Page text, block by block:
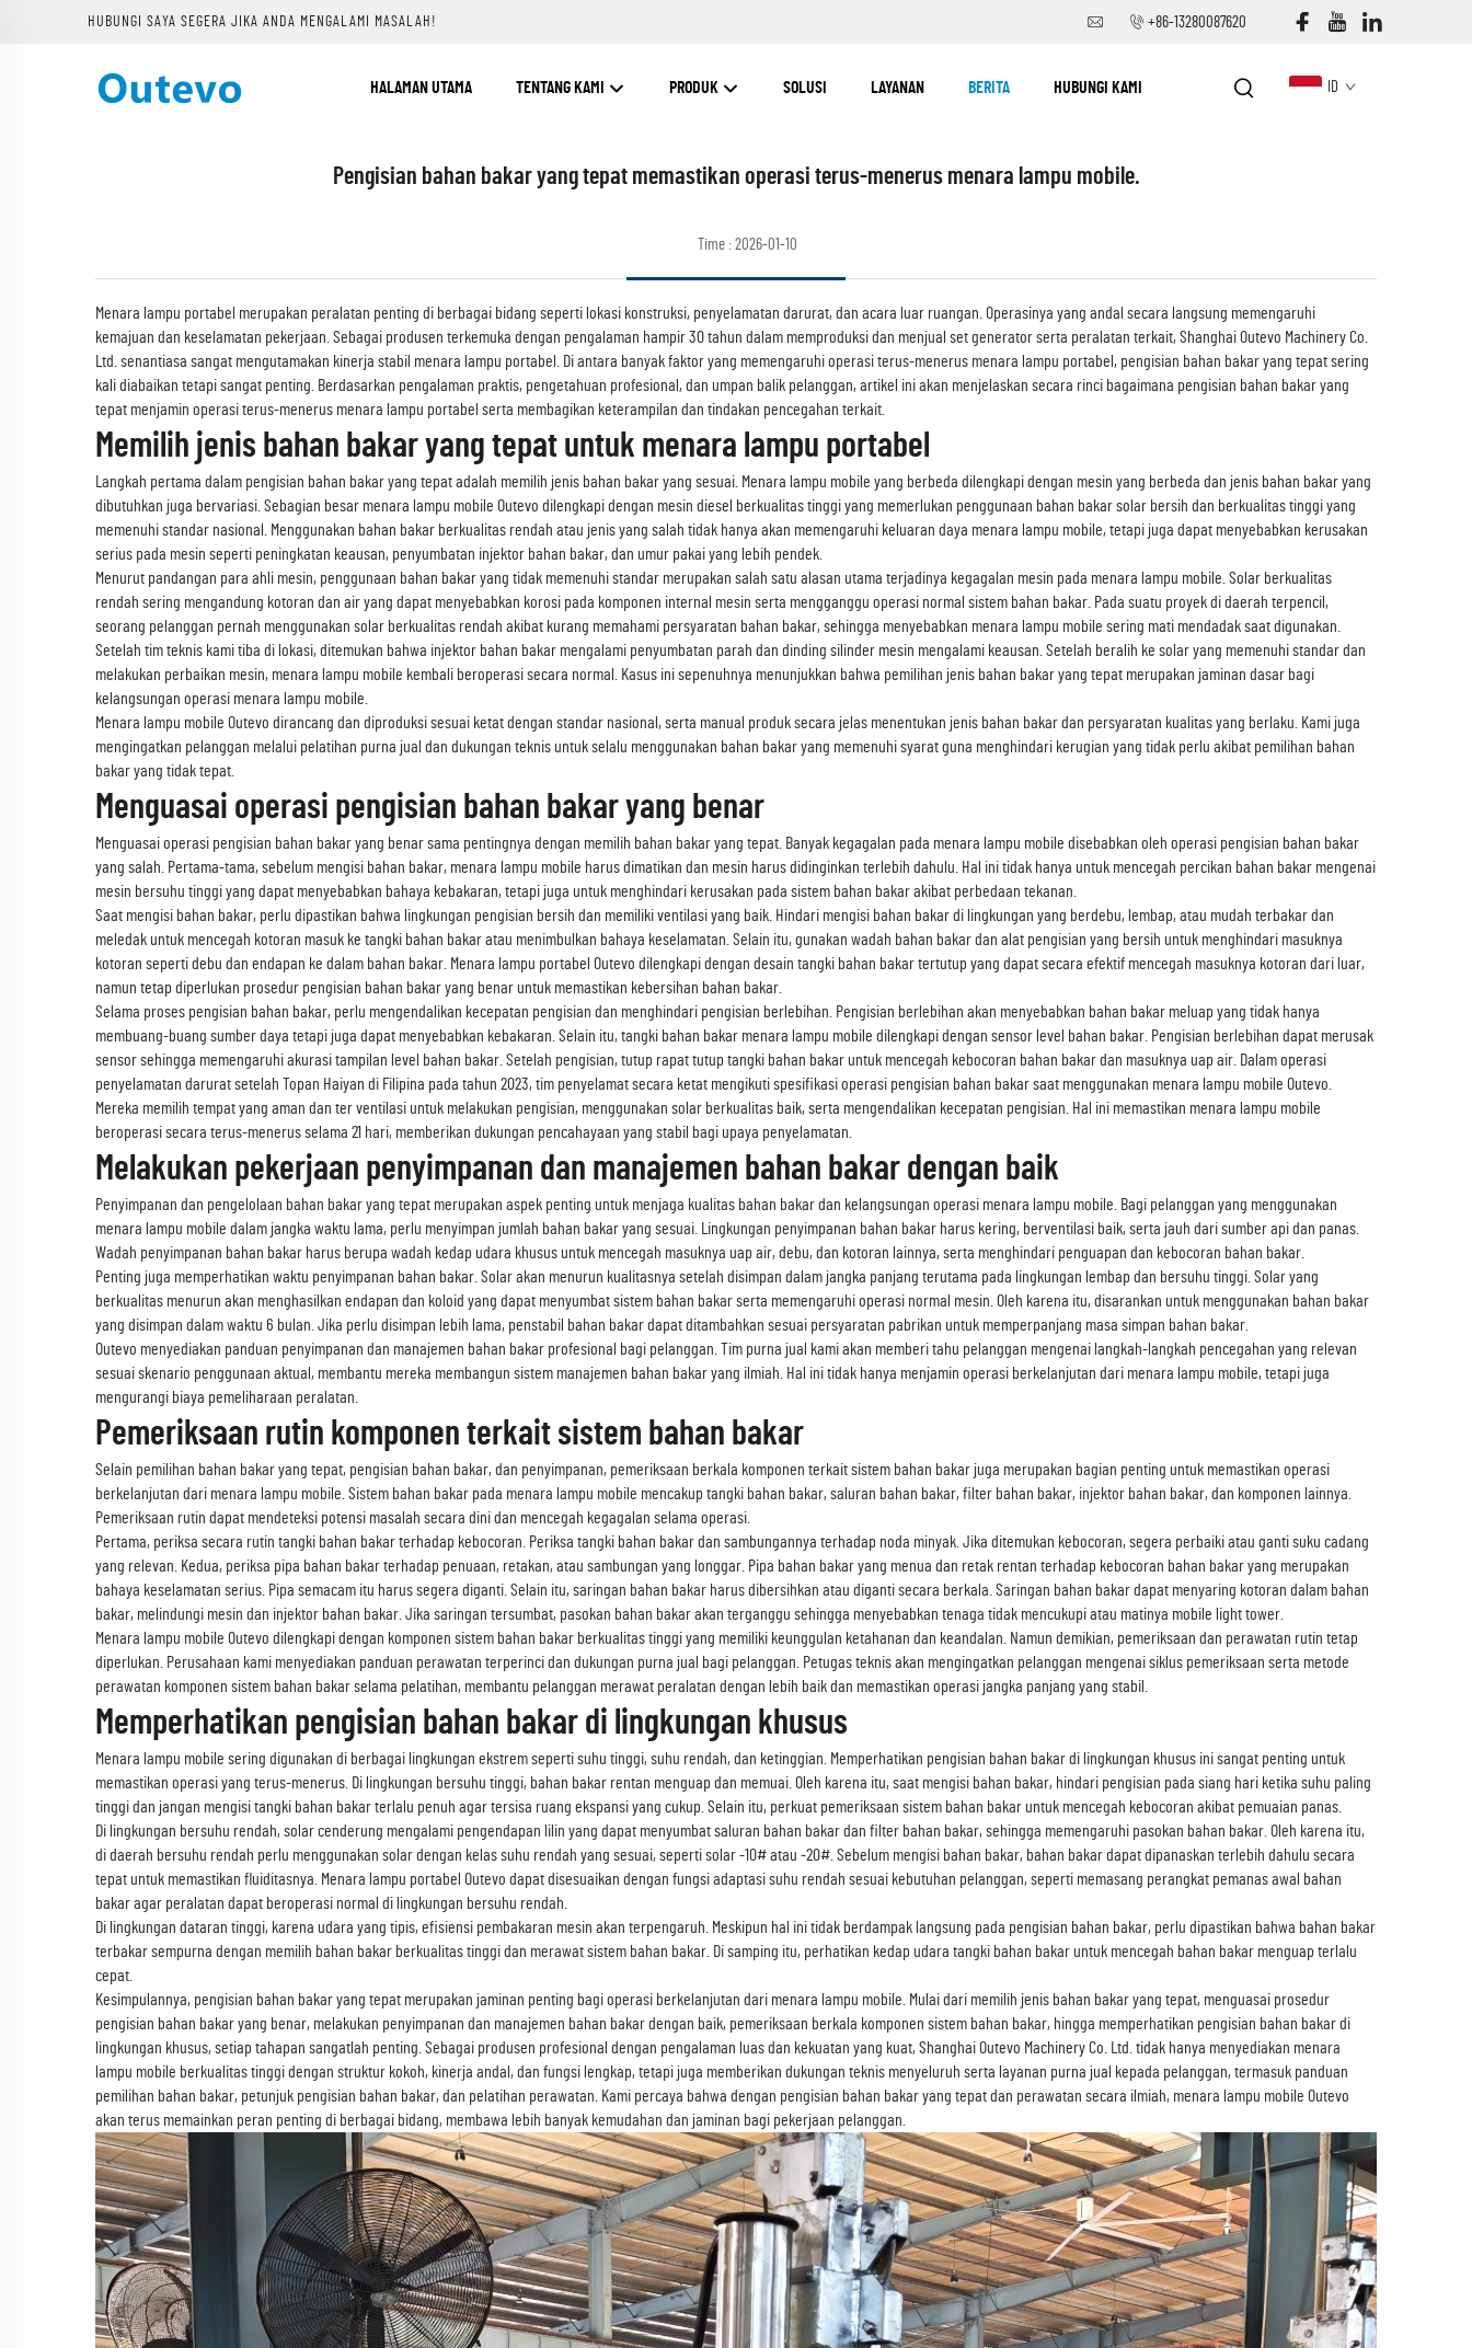
HUBUNGI SAYA SEGERA JIKA ANDA MENGALAMI MASALAH! +86-13280087620
HALAMAN UTAMA TENTANG KAMI PRODUK SOLUSI LAYANAN BERITA HUBUNGI KAMI ID
Pengisian bahan bakar yang tepat memastikan operasi terus-menerus menara lampu mobile.
Time : 2026-01-10
Menara lampu portabel merupakan peralatan penting di berbagai bidang seperti lokasi konstruksi, penyelamatan darurat, dan acara luar ruangan. Operasinya yang andal secara langsung memengaruhi
kemajuan dan keselamatan pekerjaan. Sebagai produsen terkemuka dengan pengalaman hampir 30 tahun dalam memproduksi dan menjual set generator serta peralatan terkait, Shanghai Outevo Machinery Co.
Ltd. senantiasa sangat mengutamakan kinerja stabil menara lampu portabel. Di antara banyak faktor yang memengaruhi operasi terus-menerus menara lampu portabel, pengisian bahan bakar yang tepat sering
kali diabaikan tetapi sangat penting. Berdasarkan pengalaman praktis, pengetahuan profesional, dan umpan balik pelanggan, artikel ini akan menjelaskan secara rinci bagaimana pengisian bahan bakar yang
tepat menjamin operasi terus-menerus menara lampu portabel serta membagikan keterampilan dan tindakan pencegahan terkait.
Memilih jenis bahan bakar yang tepat untuk menara lampu portabel
Langkah pertama dalam pengisian bahan bakar yang tepat adalah memilih jenis bahan bakar yang sesuai. Menara lampu mobile yang berbeda dilengkapi dengan mesin yang berbeda dan jenis bahan bakar yang
dibutuhkan juga bervariasi. Sebagian besar menara lampu mobile Outevo dilengkapi dengan mesin diesel berkualitas tinggi yang memerlukan penggunaan bahan bakar solar bersih dan berkualitas tinggi yang
memenuhi standar nasional. Menggunakan bahan bakar berkualitas rendah atau jenis yang salah tidak hanya akan memengaruhi keluaran daya menara lampu mobile, tetapi juga dapat menyebabkan kerusakan
serius pada mesin seperti peningkatan keausan, penyumbatan injektor bahan bakar, dan umur pakai yang lebih pendek.
Menurut pandangan para ahli mesin, penggunaan bahan bakar yang tidak memenuhi standar merupakan salah satu alasan utama terjadinya kegagalan mesin pada menara lampu mobile. Solar berkualitas
rendah sering mengandung kotoran dan air yang dapat menyebabkan korosi pada komponen internal mesin serta mengganggu operasi normal sistem bahan bakar. Pada suatu proyek di daerah terpencil,
seorang pelanggan pernah menggunakan solar berkualitas rendah akibat kurang memahami persyaratan bahan bakar, sehingga menyebabkan menara lampu mobile sering mati mendadak saat digunakan.
Setelah tim teknis kami tiba di lokasi, ditemukan bahwa injektor bahan bakar mengalami penyumbatan parah dan dinding silinder mesin mengalami keausan. Setelah beralih ke solar yang memenuhi standar dan
melakukan perbaikan mesin, menara lampu mobile kembali beroperasi secara normal. Kasus ini sepenuhnya menunjukkan bahwa pemilihan jenis bahan bakar yang tepat merupakan jaminan dasar bagi
kelangsungan operasi menara lampu mobile.
Menara lampu mobile Outevo dirancang dan diproduksi sesuai ketat dengan standar nasional, serta manual produk secara jelas menentukan jenis bahan bakar dan persyaratan kualitas yang berlaku. Kami juga
mengingatkan pelanggan melalui pelatihan purna jual dan dukungan teknis untuk selalu menggunakan bahan bakar yang memenuhi syarat guna menghindari kerugian yang tidak perlu akibat pemilihan bahan
bakar yang tidak tepat.
Menguasai operasi pengisian bahan bakar yang benar
Menguasai operasi pengisian bahan bakar yang benar sama pentingnya dengan memilih bahan bakar yang tepat. Banyak kegagalan pada menara lampu mobile disebabkan oleh operasi pengisian bahan bakar
yang salah. Pertama-tama, sebelum mengisi bahan bakar, menara lampu mobile harus dimatikan dan mesin harus didinginkan terlebih dahulu. Hal ini tidak hanya untuk mencegah percikan bahan bakar mengenai
mesin bersuhu tinggi yang dapat menyebabkan bahaya kebakaran, tetapi juga untuk menghindari kerusakan pada sistem bahan bakar akibat perbedaan tekanan.
Saat mengisi bahan bakar, perlu dipastikan bahwa lingkungan pengisian bersih dan memiliki ventilasi yang baik. Hindari mengisi bahan bakar di lingkungan yang berdebu, lembap, atau mudah terbakar dan
meledak untuk mencegah kotoran masuk ke tangki bahan bakar atau menimbulkan bahaya keselamatan. Selain itu, gunakan wadah bahan bakar dan alat pengisian yang bersih untuk menghindari masuknya
kotoran seperti debu dan endapan ke dalam bahan bakar. Menara lampu portabel Outevo dilengkapi dengan desain tangki bahan bakar tertutup yang dapat secara efektif mencegah masuknya kotoran dari luar,
namun tetap diperlukan prosedur pengisian bahan bakar yang benar untuk memastikan kebersihan bahan bakar.
Selama proses pengisian bahan bakar, perlu mengendalikan kecepatan pengisian dan menghindari pengisian berlebihan. Pengisian berlebihan akan menyebabkan bahan bakar meluap yang tidak hanya
membuang-buang sumber daya tetapi juga dapat menyebabkan kebakaran. Selain itu, tangki bahan bakar menara lampu mobile dilengkapi dengan sensor level bahan bakar. Pengisian berlebihan dapat merusak
sensor sehingga memengaruhi akurasi tampilan level bahan bakar. Setelah pengisian, tutup rapat tutup tangki bahan bakar untuk mencegah kebocoran bahan bakar dan masuknya uap air. Dalam operasi
penyelamatan darurat setelah Topan Haiyan di Filipina pada tahun 2023, tim penyelamat secara ketat mengikuti spesifikasi operasi pengisian bahan bakar saat menggunakan menara lampu mobile Outevo.
Mereka memilih tempat yang aman dan ter ventilasi untuk melakukan pengisian, menggunakan solar berkualitas baik, serta mengendalikan kecepatan pengisian. Hal ini memastikan menara lampu mobile
beroperasi secara terus-menerus selama 21 hari, memberikan dukungan pencahayaan yang stabil bagi upaya penyelamatan.
Melakukan pekerjaan penyimpanan dan manajemen bahan bakar dengan baik
Penyimpanan dan pengelolaan bahan bakar yang tepat merupakan aspek penting untuk menjaga kualitas bahan bakar dan kelangsungan operasi menara lampu mobile. Bagi pelanggan yang menggunakan
menara lampu mobile dalam jangka waktu lama, perlu menyimpan jumlah bahan bakar yang sesuai. Lingkungan penyimpanan bahan bakar harus kering, berventilasi baik, serta jauh dari sumber api dan panas.
Wadah penyimpanan bahan bakar harus berupa wadah kedap udara khusus untuk mencegah masuknya uap air, debu, dan kotoran lainnya, serta menghindari penguapan dan kebocoran bahan bakar.
Penting juga memperhatikan waktu penyimpanan bahan bakar. Solar akan menurun kualitasnya setelah disimpan dalam jangka panjang terutama pada lingkungan lembap dan bersuhu tinggi. Solar yang
berkualitas menurun akan menghasilkan endapan dan koloid yang dapat menyumbat sistem bahan bakar serta memengaruhi operasi normal mesin. Oleh karena itu, disarankan untuk menggunakan bahan bakar
yang disimpan dalam waktu 6 bulan. Jika perlu disimpan lebih lama, penstabil bahan bakar dapat ditambahkan sesuai persyaratan pabrikan untuk memperpanjang masa simpan bahan bakar.
Outevo menyediakan panduan penyimpanan dan manajemen bahan bakar profesional bagi pelanggan. Tim purna jual kami akan memberi tahu pelanggan mengenai langkah-langkah pencegahan yang relevan
sesuai skenario penggunaan aktual, membantu mereka membangun sistem manajemen bahan bakar yang ilmiah. Hal ini tidak hanya menjamin operasi berkelanjutan dari menara lampu mobile, tetapi juga
mengurangi biaya pemeliharaan peralatan.
Pemeriksaan rutin komponen terkait sistem bahan bakar
Selain pemilihan bahan bakar yang tepat, pengisian bahan bakar, dan penyimpanan, pemeriksaan berkala komponen terkait sistem bahan bakar juga merupakan bagian penting untuk memastikan operasi
berkelanjutan dari menara lampu mobile. Sistem bahan bakar pada menara lampu mobile mencakup tangki bahan bakar, saluran bahan bakar, filter bahan bakar, injektor bahan bakar, dan komponen lainnya.
Pemeriksaan rutin dapat mendeteksi potensi masalah secara dini dan mencegah kegagalan selama operasi.
Pertama, periksa secara rutin tangki bahan bakar terhadap kebocoran. Periksa tangki bahan bakar dan sambungannya terhadap noda minyak. Jika ditemukan kebocoran, segera perbaiki atau ganti suku cadang
yang relevan. Kedua, periksa pipa bahan bakar terhadap penuaan, retakan, atau sambungan yang longgar. Pipa bahan bakar yang menua dan retak rentan terhadap kebocoran bahan bakar yang merupakan
bahaya keselamatan serius. Pipa semacam itu harus segera diganti. Selain itu, saringan bahan bakar harus dibersihkan atau diganti secara berkala. Saringan bahan bakar dapat menyaring kotoran dalam bahan
bakar, melindungi mesin dan injektor bahan bakar. Jika saringan tersumbat, pasokan bahan bakar akan terganggu sehingga menyebabkan tenaga tidak mencukupi atau matinya mobile light tower.
Menara lampu mobile Outevo dilengkapi dengan komponen sistem bahan bakar berkualitas tinggi yang memiliki keunggulan ketahanan dan keandalan. Namun demikian, pemeriksaan dan perawatan rutin tetap
diperlukan. Perusahaan kami menyediakan panduan perawatan terperinci dan dukungan purna jual bagi pelanggan. Petugas teknis akan mengingatkan pelanggan mengenai siklus pemeriksaan serta metode
perawatan komponen sistem bahan bakar selama pelatihan, membantu pelanggan merawat peralatan dengan lebih baik dan memastikan operasi jangka panjang yang stabil.
Memperhatikan pengisian bahan bakar di lingkungan khusus
Menara lampu mobile sering digunakan di berbagai lingkungan ekstrem seperti suhu tinggi, suhu rendah, dan ketinggian. Memperhatikan pengisian bahan bakar di lingkungan khusus ini sangat penting untuk
memastikan operasi yang terus-menerus. Di lingkungan bersuhu tinggi, bahan bakar rentan menguap dan memuai. Oleh karena itu, saat mengisi bahan bakar, hindari pengisian pada siang hari ketika suhu paling
tinggi dan jangan mengisi tangki bahan bakar terlalu penuh agar tersisa ruang ekspansi yang cukup. Selain itu, perkuat pemeriksaan sistem bahan bakar untuk mencegah kebocoran akibat pemuaian panas.
Di lingkungan bersuhu rendah, solar cenderung mengalami pengendapan lilin yang dapat menyumbat saluran bahan bakar dan filter bahan bakar, sehingga memengaruhi pasokan bahan bakar. Oleh karena itu,
di daerah bersuhu rendah perlu menggunakan solar dengan kelas suhu rendah yang sesuai, seperti solar -10# atau -20#. Sebelum mengisi bahan bakar, bahan bakar dapat dipanaskan terlebih dahulu secara
tepat untuk memastikan fluiditasnya. Menara lampu portabel Outevo dapat disesuaikan dengan fungsi adaptasi suhu rendah sesuai kebutuhan pelanggan, seperti memasang perangkat pemanas awal bahan
bakar agar peralatan dapat beroperasi normal di lingkungan bersuhu rendah.
Di lingkungan dataran tinggi, karena udara yang tipis, efisiensi pembakaran mesin akan terpengaruh. Meskipun hal ini tidak berdampak langsung pada pengisian bahan bakar, perlu dipastikan bahwa bahan bakar
terbakar sempurna dengan memilih bahan bakar berkualitas tinggi dan merawat sistem bahan bakar. Di samping itu, perhatikan kedap udara tangki bahan bakar untuk mencegah bahan bakar menguap terlalu
cepat.
Kesimpulannya, pengisian bahan bakar yang tepat merupakan jaminan penting bagi operasi berkelanjutan dari menara lampu mobile. Mulai dari memilih jenis bahan bakar yang tepat, menguasai prosedur
pengisian bahan bakar yang benar, melakukan penyimpanan dan manajemen bahan bakar dengan baik, pemeriksaan berkala komponen sistem bahan bakar, hingga memperhatikan pengisian bahan bakar di
lingkungan khusus, setiap tahapan sangatlah penting. Sebagai produsen profesional dengan pengalaman luas dan kekuatan yang kuat, Shanghai Outevo Machinery Co. Ltd. tidak hanya menyediakan menara
lampu mobile berkualitas tinggi dengan struktur kokoh, kinerja andal, dan fungsi lengkap, tetapi juga memberikan dukungan teknis menyeluruh serta layanan purna jual kepada pelanggan, termasuk panduan
pemilihan bahan bakar, petunjuk pengisian bahan bakar, dan pelatihan perawatan. Kami percaya bahwa dengan pengisian bahan bakar yang tepat dan perawatan secara ilmiah, menara lampu mobile Outevo
akan terus memainkan peran penting di berbagai bidang, membawa lebih banyak kemudahan dan jaminan bagi pekerjaan pelanggan.